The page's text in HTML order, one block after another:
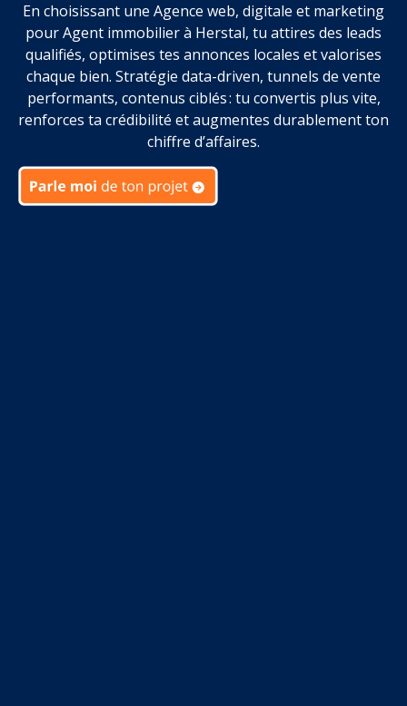
En choisissant une Agence web, digitale et marketing
pour Agent immobilier à Herstal, tu attires des leads
qualifiés, optimises tes annonces locales et valorises
chaque bien. Stratégie data-driven, tunnels de vente
performants, contenus ciblés : tu convertis plus vite,
renforces ta crédibilité et augmentes durablement ton
chiffre d’affaires.